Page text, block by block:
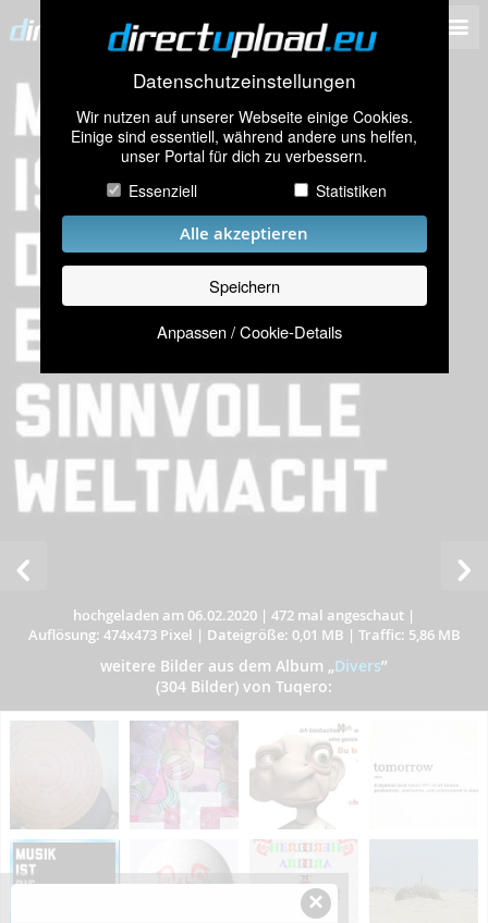
Datenschutzeinstellungen
Wir nutzen auf unserer Webseite einige Cookies.
Einige sind essentiell, während andere uns helfen,
unser Portal für dich zu verbessern.
Essenziell
Statistiken
Alle akzeptieren
Speichern
Anpassen / Cookie-Details
hochgeladen am 06.02.2020 | 472 mal angeschaut |
Auflösung: 474x473 Pixel | Dateigröße: 0,01 MB | Traffic: 5,86 MB
weitere Bilder aus dem Album „Divers”
(304 Bilder) von Tuqero:
×